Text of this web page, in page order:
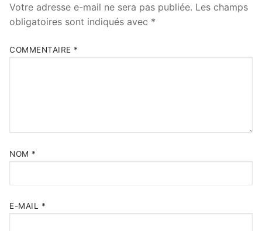
Votre adresse e-mail ne sera pas publiée. Les champs
obligatoires sont indiqués avec *
COMMENTAIRE *
NOM *
E-MAIL *